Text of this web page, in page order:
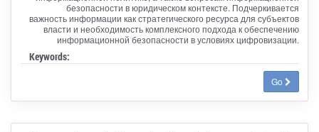
безопасности в юридическом контексте. Подчеркивается
важность информации как стратегического ресурса для субъектов
власти и необходимость комплексного подхода к обеспечению
информационной безопасности в условиях цифровизации.
Keywords:
Go